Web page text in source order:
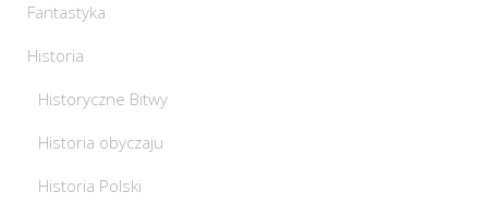
Fantastyka
Historia
Historyczne Bitwy
Historia obyczaju
Historia Polski